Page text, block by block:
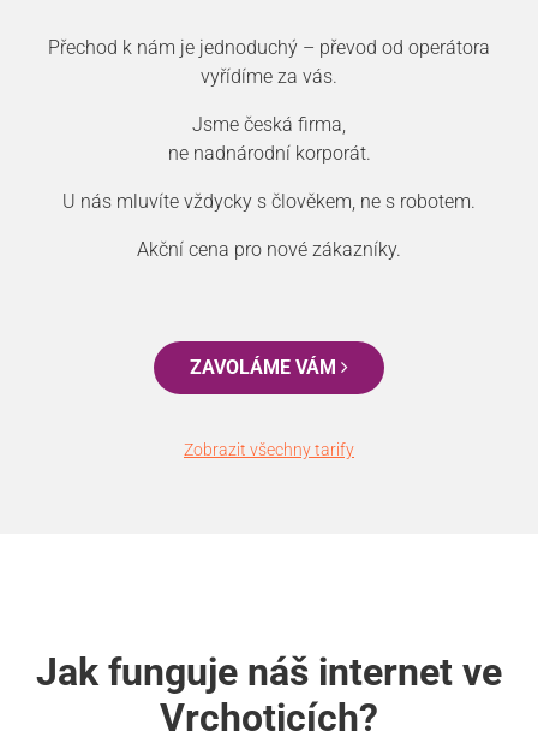
Přechod k nám je jednoduchý – převod od operátora
vyřídíme za vás.
Jsme česká firma,
ne nadnárodní korporát.
U nás mluvíte vždycky s člověkem, ne s robotem.
Akční cena pro nové zákazníky.
ZAVOLÁME VÁM
Zobrazit všechny tarify
Jak funguje náš internet ve
Vrchoticích?